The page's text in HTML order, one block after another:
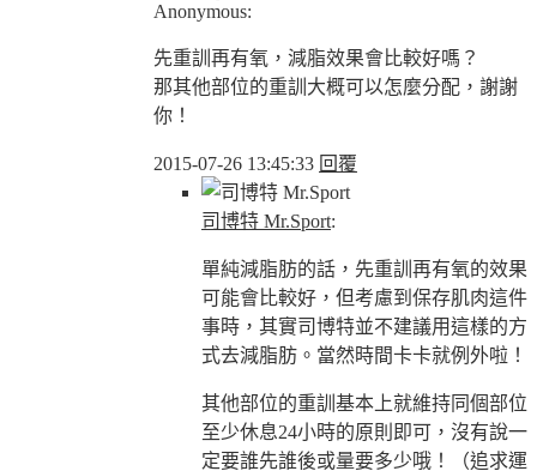
Anonymous:
先重訓再有氧，減脂效果會比較好嗎？
那其他部位的重訓大概可以怎麼分配，謝謝
你！
2015-07-26 13:45:33 回覆
司博特 Mr.Sport:
單純減脂肪的話，先重訓再有氧的效果
可能會比較好，但考慮到保存肌肉這件
事時，其實司博特並不建議用這樣的方
式去減脂肪。當然時間卡卡就例外啦！
其他部位的重訓基本上就維持同個部位
至少休息24小時的原則即可，沒有說一
定要誰先誰後或量要多少哦！（追求運